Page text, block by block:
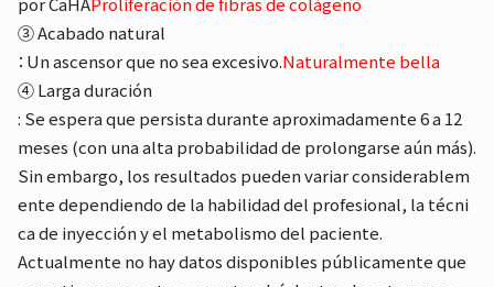
③ Acabado natural
：Un ascensor que no sea excesivo.Naturalmente bella
④ Larga duración
: Se espera que persista durante aproximadamente 6 a 12
meses (con una alta probabilidad de prolongarse aún más).
Sin embargo, los resultados pueden variar considerablem
ente dependiendo de la habilidad del profesional, la técni
ca de inyección y el metabolismo del paciente.
Actualmente no hay datos disponibles públicamente que